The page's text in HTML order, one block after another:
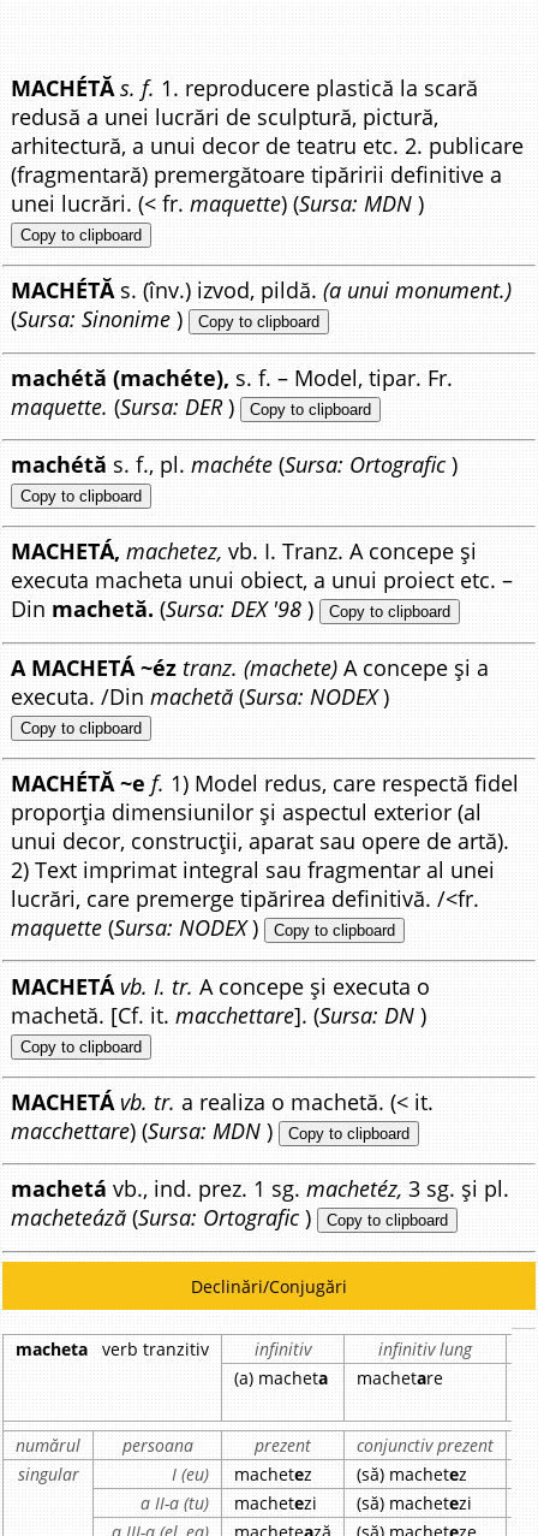
MACHÉTĂ s. f. 1. reproducere plastică la scară
redusă a unei lucrări de sculptură, pictură,
arhitectură, a unui decor de teatru etc. 2. publicare
(fragmentară) premergătoare tipăririi definitive a
unei lucrări. (< fr.maquette) (Sursa: MDN )
Copy to clipboard
MACHÉTĂs. (înv.) izvod, pildă.(a unui monument.)
(Sursa: Sinonime ) Copy to clipboard
machétă (machéte), s. f. – Model, tipar. Fr.
maquette. (Sursa: DER) Copy to clipboard
machétă s. f., pl.machéte (Sursa: Ortografic )
Copy to clipboard
MACHETÁ, machetez, vb. I. Tranz. A concepe și
executa macheta unui obiect, a unui proiect etc. –
Din machetă. (Sursa: DEX '98 ) Copy to clipboard
A MACHETÁ ~éz tranz. (machete) A concepe și a
executa. /Dinmachetă (Sursa: NODEX)
Copy to clipboard
MACHÉTĂ ~e f. 1) Model redus, care respectă fidel
proporția dimensiunilor și aspectul exterior (al
unui decor, construcții, aparat sau opere de artă).
2) Text imprimat integral sau fragmentar al unei
lucrări, care premerge tipărirea definitivă. /<fr.
maquette (Sursa: NODEX) Copy to clipboard
MACHETÁ vb. I. tr. A concepe și executa o
machetă. [Cf. it.macchettare]. (Sursa: DN )
Copy to clipboard
MACHETÁ vb. tr. a realiza o machetă. (< it.
macchettare) (Sursa: MDN ) Copy to clipboard
machetá vb., ind. prez. 1 sg.machetéz,3 sg. și pl.
macheteáză (Sursa: Ortografic ) Copy to clipboard
Declinări/Conjugări
macheta verb tranzitiv infinitiv infinitiv lung
(a) macheta machetare
numărul persoana prezent conjunctiv prezent
singular
I (eu) machetez (să) machetez
a II-a (tu)
machetezi (să) machetezi